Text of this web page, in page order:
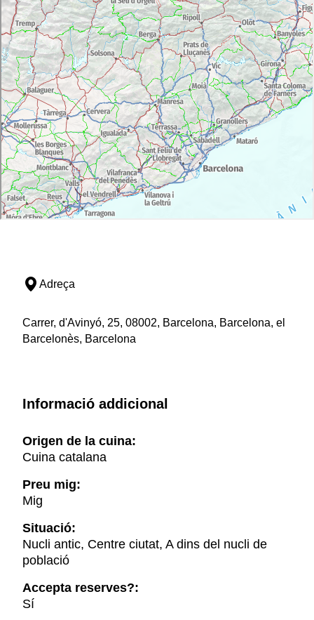
Adreça
Carrer, d'Avinyó, 25, 08002, Barcelona, Barcelona, el
Barcelonès, Barcelona
Informació addicional
Origen de la cuina:
Cuina catalana
Preu mig:
Mig
Situació:
Nucli antic, Centre ciutat, A dins del nucli de
població
Accepta reserves?:
Sí